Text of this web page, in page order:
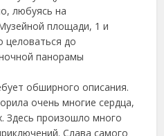
любуясь на
площади, 1 и
целоваться до
панорамы
обширного описания.
очень многие сердца,
Здесь произошло много
Слава самого